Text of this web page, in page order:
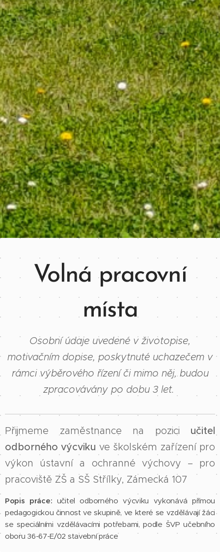
Volná pracovní
místa
Osobní údaje uvedené v životopise,
motivačním dopise, poskytnuté uchazečem v
rámci výběrového řízení či mimo něj, budou
zpracovávány po dobu 3 let.
Přijmeme zaměstnance na pozici učitel
odborného výcviku ve školském zařízení pro
výkon ústavní a ochranné výchovy – pro
pracoviště ZŠ a SŠ Střílky, Zámecká 107
Popis práce: učitel odborného výcviku vykonává přímou
pedagogickou činnost ve skupině, ve které se vzdělávají žáci
se speciálními vzdělávacími potřebami, podle ŠVP učebního
oboru 36-67-E/02 stavební práce